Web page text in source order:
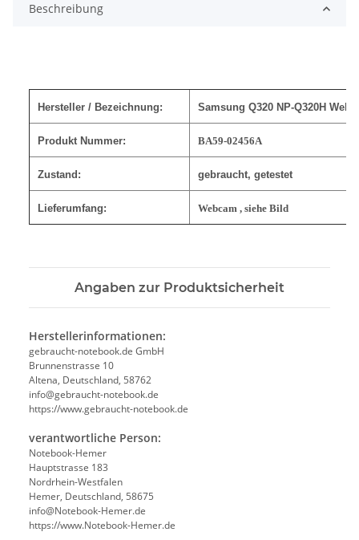
Beschreibung
Hersteller / Bezeichnung: Samsung Q320 NP-Q320H
Produkt Nummer: BA59-02456A
Zustand: gebraucht, getestet
Lieferumfang: Webcam , siehe Bild
Angaben zur Produktsicherheit
Herstellerinformationen:
gebraucht-notebook.de GmbH
Brunnenstrasse 10
Altena, Deutschland, 58762
info@gebraucht-notebook.de
https://www.gebraucht-notebook.de
verantwortliche Person:
Notebook-Hemer
Hauptstrasse 183
Nordrhein-Westfalen
Hemer, Deutschland, 58675
info@Notebook-Hemer.de
https://www.Notebook-Hemer.de